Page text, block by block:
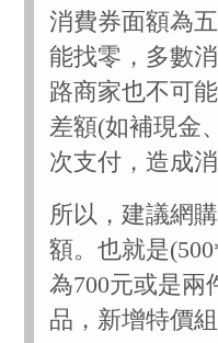
消費券面額為
能找零，多數
路商家也不可
差額(如補現金
次支付，造成
所以，建議網
額。也就是
為700元或是兩
品，新增特價